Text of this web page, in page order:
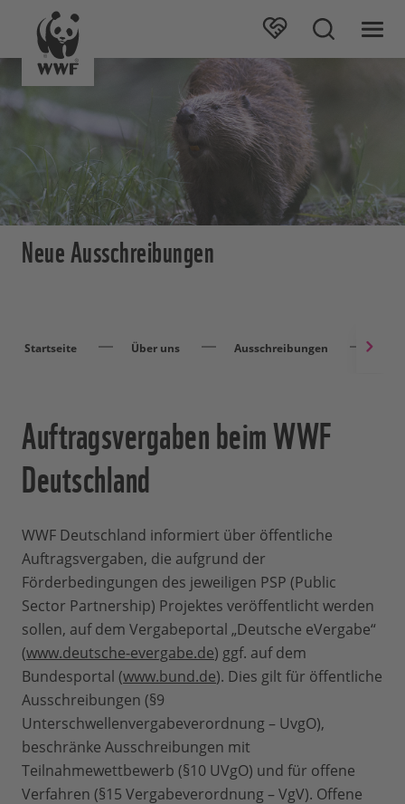
Neue Ausschreibungen
Startseite Über uns Ausschreibungen
Auftragsvergaben beim WWF
Deutschland
WWF Deutschland informiert über öffentliche
Auftragsvergaben, die aufgrund der
Förderbedingungen des jeweiligen PSP (Public
Sector Partnership) Projektes veröffentlicht werden
sollen, auf dem Vergabeportal „Deutsche eVergabe“
(www.deutsche-evergabe.de) ggf. auf dem
Bundesportal (www.bund.de). Dies gilt für öffentliche
Ausschreibungen (§9
Unterschwellenvergabeverordnung – UvgO),
beschränke Ausschreibungen mit
Teilnahmewettbewerb (§10 UVgO) und für offene
Verfahren (§15 Vergabeverordnung – VgV). Offene